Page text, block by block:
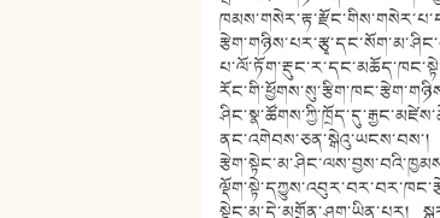
སྟེང་མ་དེ་མགྲོན་ཤག་ཡིན་པར།